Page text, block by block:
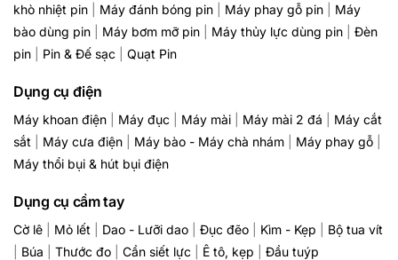
khò nhiệt pin
Máy đánh bóng pin Máy phay gỗ pin
Máy
bào dùng pin
Máy bơm mỡ pin Máy thủy lực dùng pin
Đèn
pin
Pin & Đế sạc Quạt Pin
Dụng cụ điện
Máy khoan điện Máy đục Máy mài Máy mài 2 đá
Máy cắt
sắt
Máy cưa điện Máy bào - Máy chà nhám Máy phay gỗ
Máy thổi bụi & hút bụi điện
Dụng cụ cầm tay
Cờ lê Mỏ lết Dao - Lưỡi dao Đục đẽo Kìm - Kẹp
Bộ tua vít
Búa Thước đo Cần siết lực Ê tô, kẹp Đầu tuýp